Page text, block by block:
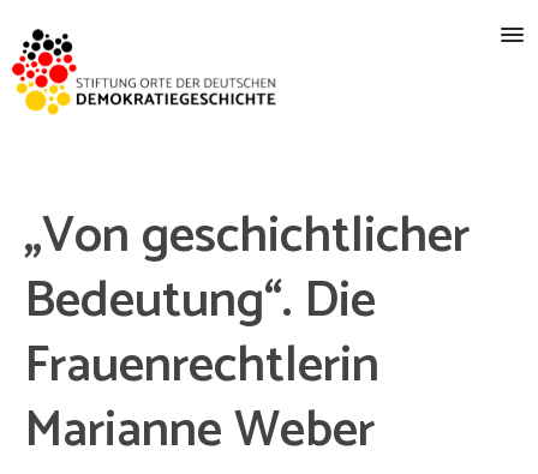
„Von geschichtlicher
Bedeutung“. Die
Frauenrechtlerin
Marianne Weber